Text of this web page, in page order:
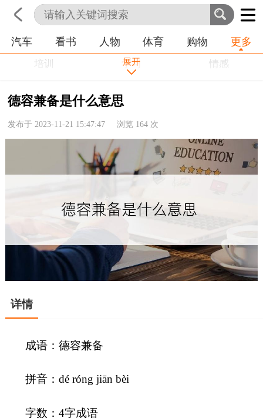
首页 科技 生活 职业
汽车 看书 人物 体育 购物 更多
培训 学习
情感
农业
命理
健康
历史
展开
德容兼备是什么意思
发布于 2023-11-21 15:47:47 浏览 164 次
详情
成语：德容兼备
拼音：dé róng jiān bèi
字数：4字成语